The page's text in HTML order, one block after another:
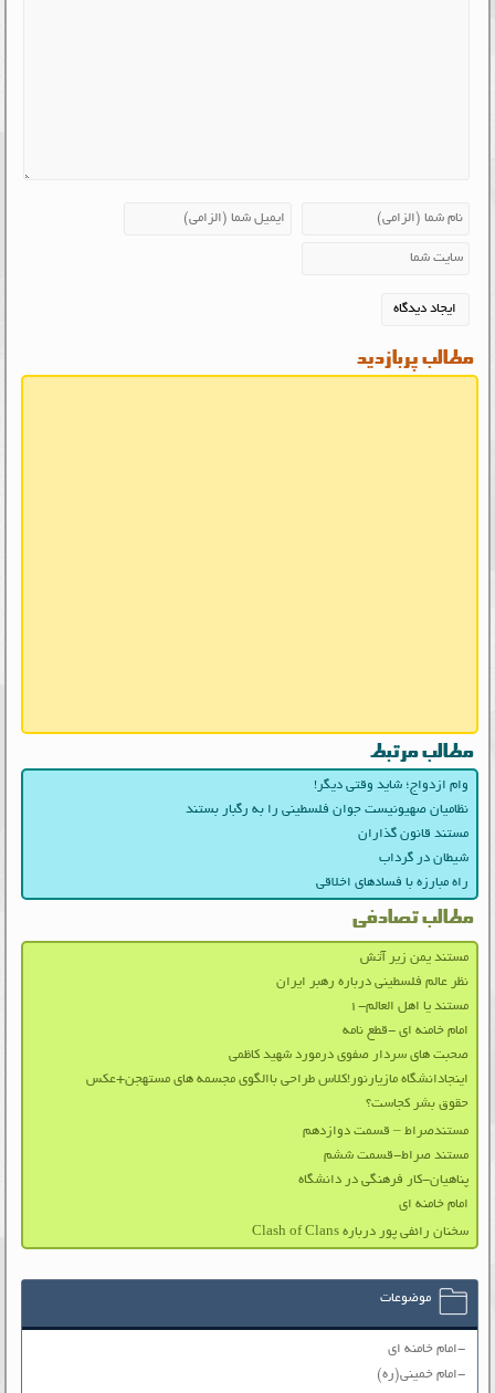
مطالب پربازدید
مطالب مرتبط
وام ازدواج؛ شاید وقتی دیگر!
نظامیان صهیونیست جوان فلسطینی را به رگبار بستند
مستند قانون گذاران
شیطان در گرداب
راه مبارزه با فسادهای اخلاقی
مطالب تصادفی
مستند یمن زیر آتش
نظر عالم فلسطینی درباره رهبر ایران
مستند یا اهل العالم-۱
امام خامنه ای -قطع نامه
صحبت های سردار صفوی درمورد شهید کاظمی
اینجادانشگاه مازیارنور!کلاس طراحی باالگوی مجسمه های مستهجن+عکس
حقوق بشر کجاست؟
مستندصراط – قسمت دوازدهم
مستند صراط-قسمت ششم
پناهیان-کار فرهنگی در دانشگاه
امام خامنه ای
سخنان رائفی پور درباره Clash of Clans
موضوعات
-امام خامنه ای
-امام خمینی(ره)